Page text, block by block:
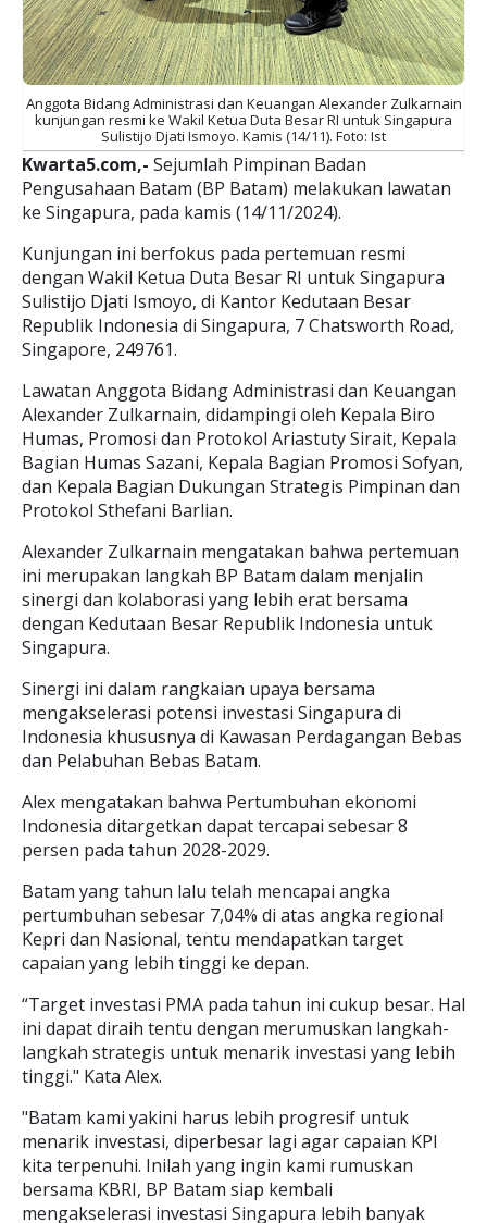
Anggota Bidang Administrasi dan Keuangan Alexander Zulkarnain
kunjungan resmi ke Wakil Ketua Duta Besar RI untuk Singapura
Sulistijo Djati Ismoyo. Kamis (14/11). Foto: Ist
Kwarta5.com,- Sejumlah Pimpinan Badan
Pengusahaan Batam (BP Batam) melakukan lawatan
ke Singapura, pada kamis (14/11/2024).
Kunjungan ini berfokus pada pertemuan resmi
dengan Wakil Ketua Duta Besar RI untuk Singapura
Sulistijo Djati Ismoyo, di Kantor Kedutaan Besar
Republik Indonesia di Singapura, 7 Chatsworth Road,
Singapore, 249761.
Lawatan Anggota Bidang Administrasi dan Keuangan
Alexander Zulkarnain, didampingi oleh Kepala Biro
Humas, Promosi dan Protokol Ariastuty Sirait, Kepala
Bagian Humas Sazani, Kepala Bagian Promosi Sofyan,
dan Kepala Bagian Dukungan Strategis Pimpinan dan
Protokol Sthefani Barlian.
Alexander Zulkarnain mengatakan bahwa pertemuan
ini merupakan langkah BP Batam dalam menjalin
sinergi dan kolaborasi yang lebih erat bersama
dengan Kedutaan Besar Republik Indonesia untuk
Singapura.
Sinergi ini dalam rangkaian upaya bersama
mengakselerasi potensi investasi Singapura di
Indonesia khususnya di Kawasan Perdagangan Bebas
dan Pelabuhan Bebas Batam.
Alex mengatakan bahwa Pertumbuhan ekonomi
Indonesia ditargetkan dapat tercapai sebesar 8
persen pada tahun 2028-2029.
Batam yang tahun lalu telah mencapai angka
pertumbuhan sebesar 7,04% di atas angka regional
Kepri dan Nasional, tentu mendapatkan target
capaian yang lebih tinggi ke depan.
“Target investasi PMA pada tahun ini cukup besar. Hal
ini dapat diraih tentu dengan merumuskan langkah-
langkah strategis untuk menarik investasi yang lebih
tinggi." Kata Alex.
"Batam kami yakini harus lebih progresif untuk
menarik investasi, diperbesar lagi agar capaian KPI
kita terpenuhi. Inilah yang ingin kami rumuskan
bersama KBRI, BP Batam siap kembali
mengakselerasi investasi Singapura lebih banyak